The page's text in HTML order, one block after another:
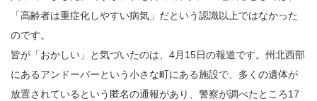
「高齢者は重症化しやすい病気」だという認識以上ではなかった
のです。
皆が「おかしい」と気づいたのは、4月15日の報道です。州北西部
にあるアンドーバーという小さな町にある施設で、多くの遺体が
放置されているという匿名の通報があり、警察が調べたところ17